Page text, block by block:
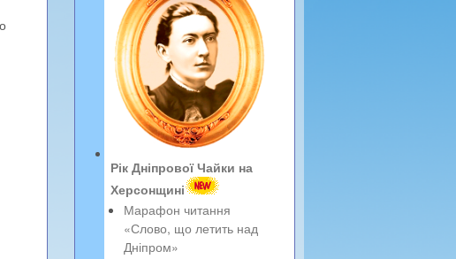
Рік Дніпрової Чайки на
Херсонщині
Марафон читання
«Слово, що летить над
Дніпром»